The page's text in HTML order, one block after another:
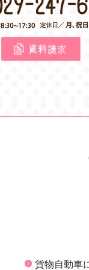
貨物自動車